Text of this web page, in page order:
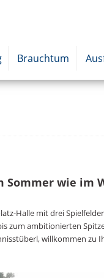
Brauchtum
Sommer wie im
Halle mit drei
zum ambitionierten
willkommen